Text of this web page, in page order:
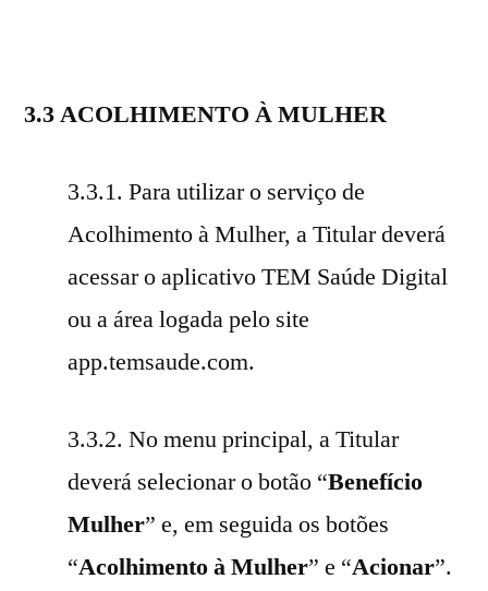
3.3 ACOLHIMENTO À MULHER
3.3.1. Para utilizar o serviço de
Acolhimento à Mulher, a Titular deverá
acessar o aplicativo TEM Saúde Digital
ou a área logada pelo site
app.temsaude.com.
3.3.2. No menu principal, a Titular
deverá selecionar o botão “Benefício
Mulher” e, em seguida os botões
“Acolhimento à Mulher” e “Acionar”.